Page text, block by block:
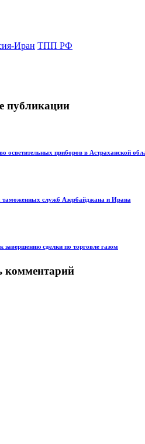
Иран ТПП РФ
публикации
осветительных приборов в Астраханской
таможенных служб Азербайджана и Ирана
сделки по торговле газом
комментарий